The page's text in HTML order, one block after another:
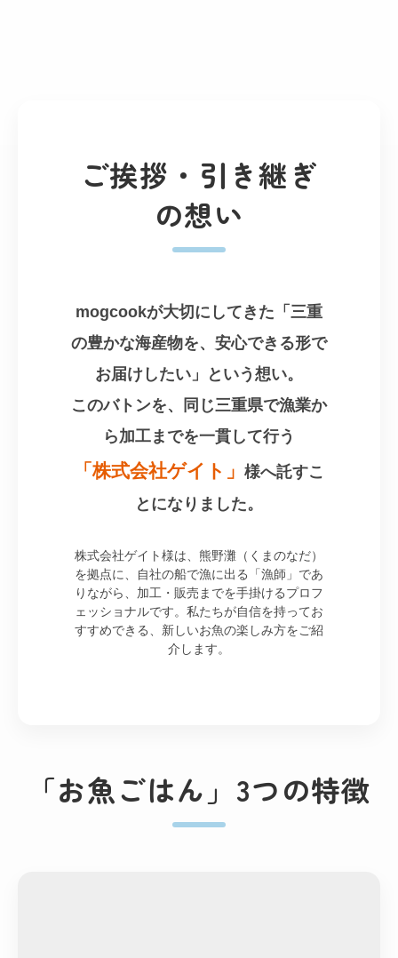
ご挨拶・引き継ぎ
の想い
mogcookが大切にしてきた「三重
の豊かな海産物を、安心できる形で
お届けしたい」という想い。
このバトンを、同じ三重県で漁業か
ら加工までを一貫して行う
「株式会社ゲイト」 様へ託すこ
とになりました。
株式会社ゲイト様は、熊野灘（くまのなだ）
を拠点に、自社の船で漁に出る「漁師」であ
りながら、加工・販売までを手掛けるプロフ
ェッショナルです。私たちが自信を持ってお
すすめできる、新しいお魚の楽しみ方をご紹
介します。
「お魚ごはん」3つの特徴